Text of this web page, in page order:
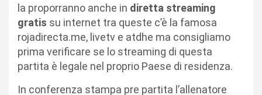
la proporranno anche in diretta streaming
gratis su internet tra queste c’è la famosa
rojadirecta.me, livetv e atdhe ma consigliamo
prima verificare se lo streaming di questa
partita è legale nel proprio Paese di residenza.
In conferenza stampa pre partita l’allenatore